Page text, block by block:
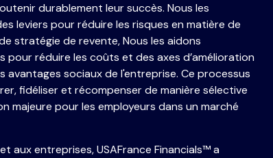
durablement leur succès. Nous les
leviers pour réduire les risques en matière de
stratégie de revente, Nous les aidons
pour réduire les coûts et des axes d’amélioration
sociaux de l'entreprise. Ce processus
fidéliser et récompenser de manière sélective
majeure pour les employeurs dans un marché
aux entreprises, USAFrance Financials™a